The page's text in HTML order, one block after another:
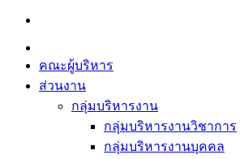
Skip
content
คณะผู้บริหาร
ส่วนงาน
กลุ่มบริหารงาน
กลุ่มบริหารงานวิชาการ
กลุ่มบริหารงานบุคคล